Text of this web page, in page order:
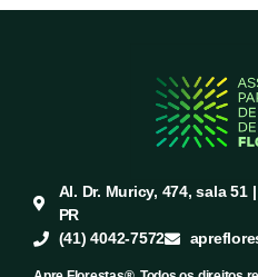
Al. Dr. Muricy, 474, sala 51
PR
(41) 4042-7572